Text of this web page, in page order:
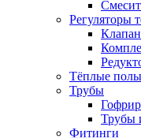
Регуляторы
Тёплые полы
Трубы
Трубы
Фитинги